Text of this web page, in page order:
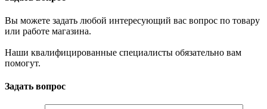
Вы можете задать любой интересующий вас вопрос по товару
или работе магазина.
Наши квалифицированные специалисты обязательно вам
помогут.
Задать вопрос